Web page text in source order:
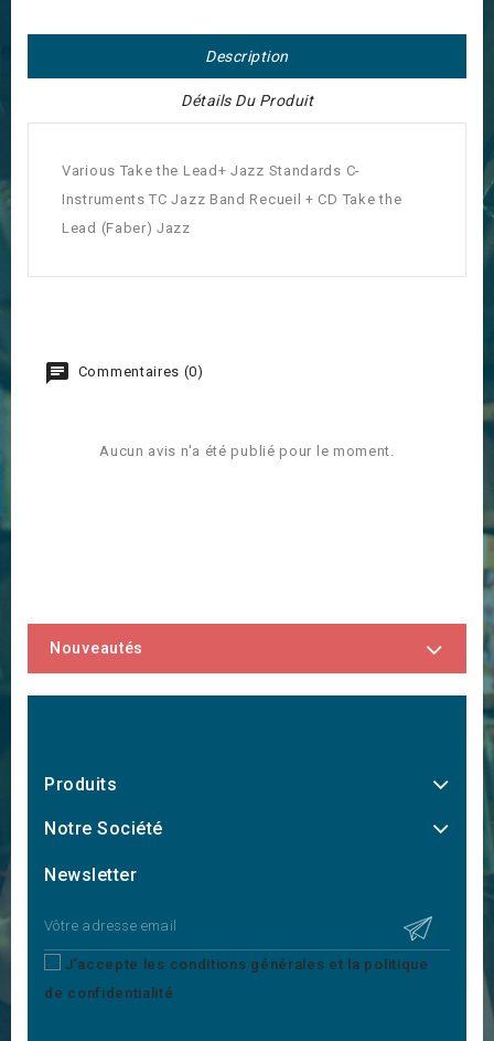
Description
Détails Du Produit
Various Take the Lead+ Jazz Standards C-
Instruments TC Jazz Band Recueil + CD Take the
Lead (Faber) Jazz
Commentaires (0)
Aucun avis n'a été publié pour le moment.
Nouveautés
Produits
Notre Société
Newsletter
J'accepte les conditions générales et la politique
de confidentialité